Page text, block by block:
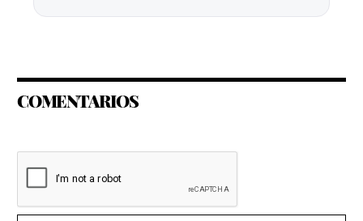
COMENTARIOS